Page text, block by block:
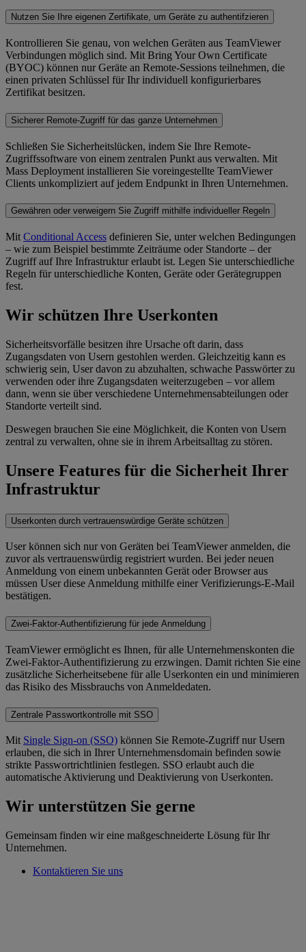
Nutzen Sie Ihre eigenen Zertifikate, um Geräte zu authentifzieren
Kontrollieren Sie genau, von welchen Geräten aus TeamViewer
Verbindungen möglich sind. Mit Bring Your Own Certificate
(BYOC) können nur Geräte an Remote-Sessions teilnehmen, die
einen privaten Schlüssel für Ihr individuell konfigurierbares
Zertifikat besitzen.
Sicherer Remote-Zugriff für das ganze Unternehmen
Schließen Sie Sicherheitslücken, indem Sie Ihre Remote-
Zugriffssoftware von einem zentralen Punkt aus verwalten. Mit
Mass Deployment installieren Sie voreingestellte TeamViewer
Clients unkompliziert auf jedem Endpunkt in Ihren Unternehmen.
Gewähren oder verweigern Sie Zugriff mithilfe individueller Regeln
Mit Conditional Access definieren Sie, unter welchen Bedingungen
– wie zum Beispiel bestimmte Zeiträume oder Standorte – der
Zugriff auf Ihre Infrastruktur erlaubt ist. Legen Sie unterschiedliche
Regeln für unterschiedliche Konten, Geräte oder Gerätegruppen
fest.
Wir schützen Ihre Userkonten
Sicherheitsvorfälle besitzen ihre Ursache oft darin, dass
Zugangsdaten von Usern gestohlen werden. Gleichzeitig kann es
schwierig sein, User davon zu abzuhalten, schwache Passwörter zu
verwenden oder ihre Zugangsdaten weiterzugeben – vor allem
dann, wenn sie über verschiedene Unternehmensabteilungen oder
Standorte verteilt sind.
Deswegen brauchen Sie eine Möglichkeit, die Konten von Usern
zentral zu verwalten, ohne sie in ihrem Arbeitsalltag zu stören.
Unsere Features für die Sicherheit Ihrer
Infrastruktur
Userkonten durch vertrauenswürdige Geräte schützen
User können sich nur von Geräten bei TeamViewer anmelden, die
zuvor als vertrauenswürdig registriert wurden. Bei jeder neuen
Anmeldung von einem unbekannten Gerät oder Browser aus
müssen User diese Anmeldung mithilfe einer Verifizierungs-E-Mail
bestätigen.
Zwei-Faktor-Authentifizierung für jede Anmeldung
TeamViewer ermöglicht es Ihnen, für alle Unternehmenskonten die
Zwei-Faktor-Authentifizierung zu erzwingen. Damit richten Sie eine
zusätzliche Sicherheitsebene für alle Userkonten ein und minimieren
das Risiko des Missbrauchs von Anmeldedaten.
Zentrale Passwortkontrolle mit SSO
Mit Single Sign-on (SSO) können Sie Remote-Zugriff nur Usern
erlauben, die sich in Ihrer Unternehmensdomain befinden sowie
strikte Passwortrichtlinien festlegen. SSO erlaubt auch die
automatische Aktivierung und Deaktivierung von Userkonten.
Wir unterstützen Sie gerne
Gemeinsam finden wir eine maßgeschneiderte Lösung für Ihr
Unternehmen.
Kontaktieren Sie uns